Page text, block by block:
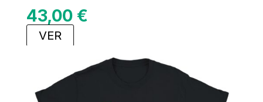
43,00 €
VER